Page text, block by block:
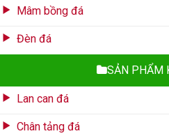
Mâm bồng đá
Đèn đá
SẢN PHẨM
Lan can đá
Chân tảng đá